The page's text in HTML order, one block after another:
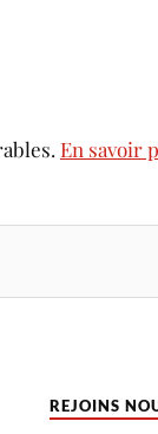
En savoir
REJOINS